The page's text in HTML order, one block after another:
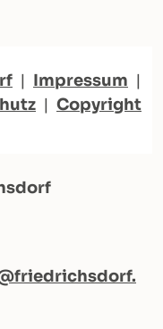
| Impressum |
| Copyright